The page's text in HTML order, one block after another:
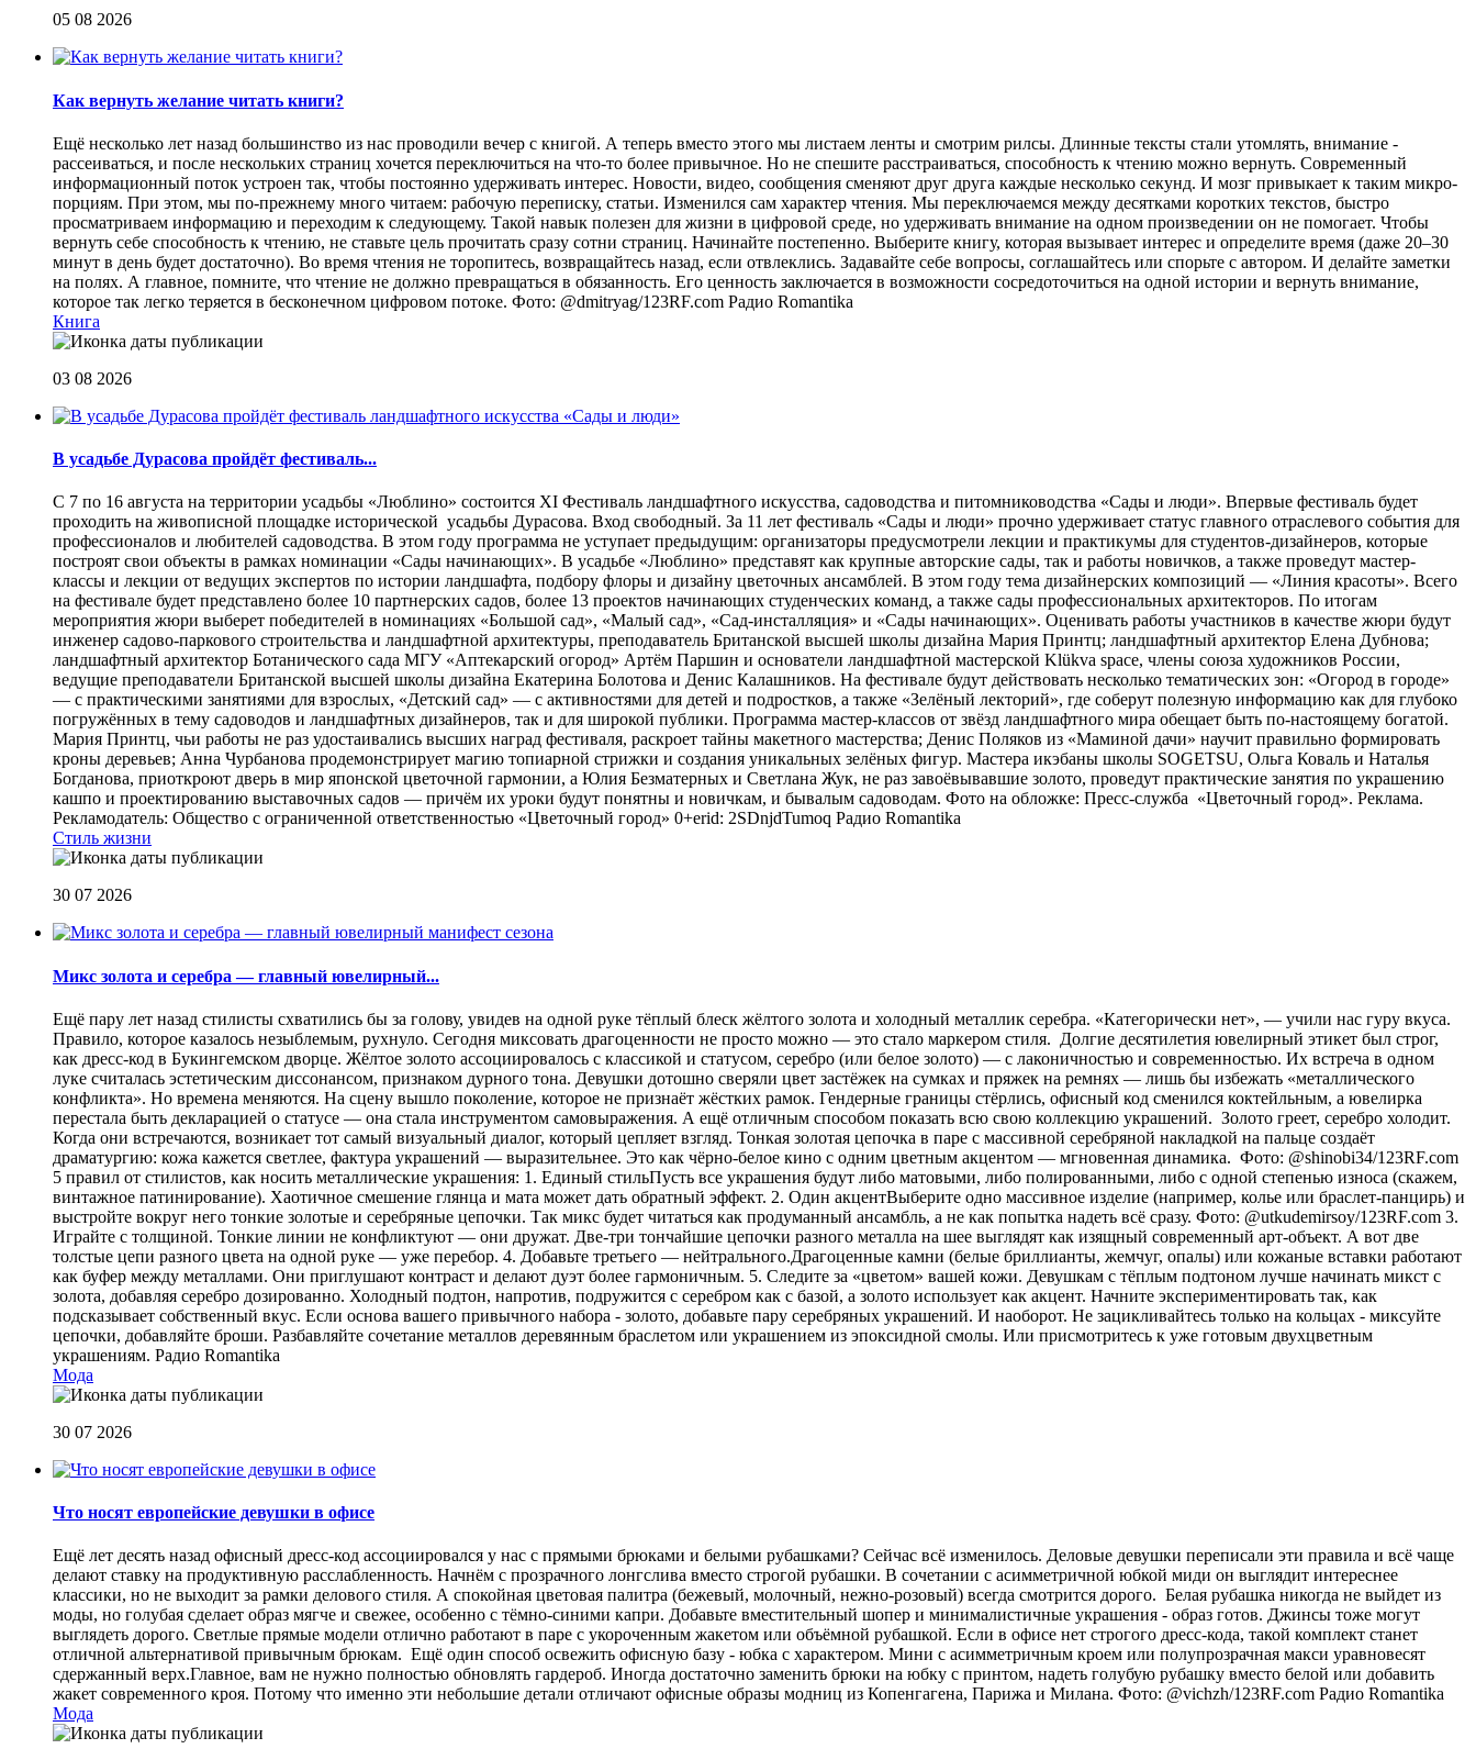
05 08 2026
Как вернуть желание читать книги?
Eщё несколько лет назад большинство из нас проводили вечер с книгой. А теперь вместо этого мы листаем ленты и смотрим рилсы. Длинные тексты стали утомлять, внимание -
рассеиваться, и после нескольких страниц хочется переключиться на что-то более привычное. Но не спешите расстраиваться, способность к чтению можно вернуть. Современный
информационный поток устроен так, чтобы постоянно удерживать интерес. Новости, видео, сообщения сменяют друг друга каждые несколько секунд. И мозг привыкает к таким микро-
порциям. При этом, мы по-прежнему много читаем: рабочую переписку, статьи. Изменился сам характер чтения. Мы переключаемся между десятками коротких текстов, быстро
просматриваем информацию и переходим к следующему. Такой навык полезен для жизни в цифровой среде, но удерживать внимание на одном произведении он не помогает. Чтобы
вернуть себе способность к чтению, не ставьте цель прочитать сразу сотни страниц. Начинайте постепенно. Выберите книгу, которая вызывает интерес и определите время (даже 20–30
минут в день будет достаточно). Во время чтения не торопитесь, возвращайтесь назад, если отвлеклись. Задавайте себе вопросы, соглашайтесь или спорьте с автором. И делайте заметки
на полях. А главное, помните, что чтение не должно превращаться в обязанность. Его ценность заключается в возможности сосредоточиться на одной истории и вернуть внимание,
которое так легко теряется в бесконечном цифровом потоке. Фото: @dmitryag/123RF.com Радио Romantika
Книга
03 08 2026
В усадьбе Дурасова пройдёт фестиваль...
С 7 по 16 августа на территории усадьбы «Люблино» состоится XI Фестиваль ландшафтного искусства, садоводства и питомниководства «Сады и люди». Впервые фестиваль будет
проходить на живописной площадке исторической усадьбы Дурасова. Вход свободный. За 11 лет фестиваль «Сады и люди» прочно удерживает статус главного отраслевого события для
профессионалов и любителей садоводства. В этом году программа не уступает предыдущим: организаторы предусмотрели лекции и практикумы для студентов-дизайнеров, которые
построят свои объекты в рамках номинации «Сады начинающих». В усадьбе «Люблино» представят как крупные авторские сады, так и работы новичков, а также проведут мастер-
классы и лекции от ведущих экспертов по истории ландшафта, подбору флоры и дизайну цветочных ансамблей. В этом году тема дизайнерских композиций — «Линия красоты». Всего
на фестивале будет представлено более 10 партнерских садов, более 13 проектов начинающих студенческих команд, а также сады профессиональных архитекторов. По итогам
мероприятия жюри выберет победителей в номинациях «Большой сад», «Малый сад», «Сад-инсталляция» и «Сады начинающих». Оценивать работы участников в качестве жюри будут
инженер садово-паркового строительства и ландшафтной архитектуры, преподаватель Британской высшей школы дизайна Мария Принтц; ландшафтный архитектор Елена Дубнова;
ландшафтный архитектор Ботанического сада МГУ «Аптекарский огород» Артём Паршин и основатели ландшафтной мастерской Klükva space, члены союза художников России,
ведущие преподаватели Британской высшей школы дизайна Екатерина Болотова и Денис Калашников. На фестивале будут действовать несколько тематических зон: «Огород в городе»
— с практическими занятиями для взрослых, «Детский сад» — с активностями для детей и подростков, а также «Зелёный лекторий», где соберут полезную информацию как для глубоко
погружённых в тему садоводов и ландшафтных дизайнеров, так и для широкой публики. Программа мастер-классов от звёзд ландшафтного мира обещает быть по-настоящему богатой.
Мария Принтц, чьи работы не раз удостаивались высших наград фестиваля, раскроет тайны макетного мастерства; Денис Поляков из «Маминой дачи» научит правильно формировать
кроны деревьев; Анна Чурбанова продемонстрирует магию топиарной стрижки и создания уникальных зелёных фигур. Мастера икэбаны школы SOGETSU, Ольга Коваль и Наталья
Богданова, приоткроют дверь в мир японской цветочной гармонии, а Юлия Безматерных и Светлана Жук, не раз завоёвывавшие золото, проведут практические занятия по украшению
кашпо и проектированию выставочных садов — причём их уроки будут понятны и новичкам, и бывалым садоводам. Фото на обложке: Пресс-служба «Цветочный город». Реклама.
Рекламодатель: Общество с ограниченной ответственностью «Цветочный город» 0+erid: 2SDnjdTumoq Радио Romantika
Стиль жизни
30 07 2026
Микс золота и серебра — главный ювелирный...
Ещё пару лет назад стилисты схватились бы за голову, увидев на одной руке тёплый блеск жёлтого золота и холодный металлик серебра. «Категорически нет», — учили нас гуру вкуса.
Правило, которое казалось незыблемым, рухнуло. Сегодня миксовать драгоценности не просто можно — это стало маркером стиля. Долгие десятилетия ювелирный этикет был строг,
как дресс-код в Букингемском дворце. Жёлтое золото ассоциировалось с классикой и статусом, серебро (или белое золото) — с лаконичностью и современностью. Их встреча в одном
луке считалась эстетическим диссонансом, признаком дурного тона. Девушки дотошно сверяли цвет застёжек на сумках и пряжек на ремнях — лишь бы избежать «металлического
конфликта». Но времена меняются. На сцену вышло поколение, которое не признаёт жёстких рамок. Гендерные границы стёрлись, офисный код сменился коктейльным, а ювелирка
перестала быть декларацией о статусе — она стала инструментом самовыражения. А ещё отличным способом показать всю свою коллекцию украшений. Золото греет, серебро холодит.
Когда они встречаются, возникает тот самый визуальный диалог, который цепляет взгляд. Тонкая золотая цепочка в паре с массивной серебряной накладкой на пальце создаёт
драматургию: кожа кажется светлее, фактура украшений — выразительнее. Это как чёрно-белое кино с одним цветным акцентом — мгновенная динамика. Фото: @shinobi34/123RF.com
5 правил от стилистов, как носить металлические украшения: 1. Единый стильПусть все украшения будут либо матовыми, либо полированными, либо с одной степенью износа (скажем,
винтажное патинирование). Хаотичное смешение глянца и мата может дать обратный эффект. 2. Один акцентВыберите одно массивное изделие (например, колье или браслет-панцирь) и
выстройте вокруг него тонкие золотые и серебряные цепочки. Так микс будет читаться как продуманный ансамбль, а не как попытка надеть всё сразу. Фото: @utkudemirsoy/123RF.com 3.
Играйте с толщиной. Тонкие линии не конфликтуют — они дружат. Две-три тончайшие цепочки разного металла на шее выглядят как изящный современный арт-объект. А вот две
толстые цепи разного цвета на одной руке — уже перебор. 4. Добавьте третьего — нейтрального.Драгоценные камни (белые бриллианты, жемчуг, опалы) или кожаные вставки работают
как буфер между металлами. Они приглушают контраст и делают дуэт более гармоничным. 5. Следите за «цветом» вашей кожи. Девушкам с тёплым подтоном лучше начинать микст с
золота, добавляя серебро дозированно. Холодный подтон, напротив, подружится с серебром как с базой, а золото использует как акцент. Начните экспериментировать так, как
подсказывает собственный вкус. Если основа вашего привычного набора - золото, добавьте пару серебряных украшений. И наоборот. Не зацикливайтесь только на кольцах - миксуйте
цепочки, добавляйте броши. Разбавляйте сочетание металлов деревянным браслетом или украшением из эпоксидной смолы. Или присмотритесь к уже готовым двухцветным
украшениям. Радио Romantika
Мода
30 07 2026
Что носят европейские девушки в офисе
Ещё лет десять назад офисный дресс-код ассоциировался у нас с прямыми брюками и белыми рубашками? Сейчас всё изменилось. Деловые девушки переписали эти правила и всё чаще
делают ставку на продуктивную расслабленность. Начнём с прозрачного лонгслива вместо строгой рубашки. В сочетании с асимметричной юбкой миди он выглядит интереснее
классики, но не выходит за рамки делового стиля. А спокойная цветовая палитра (бежевый, молочный, нежно-розовый) всегда смотрится дорого. Белая рубашка никогда не выйдет из
моды, но голубая сделает образ мягче и свежее, особенно с тёмно-синими капри. Добавьте вместительный шопер и минималистичные украшения - образ готов. Джинсы тоже могут
выглядеть дорого. Светлые прямые модели отлично работают в паре с укороченным жакетом или объёмной рубашкой. Если в офисе нет строгого дресс-кода, такой комплект станет
отличной альтернативой привычным брюкам. Ещё один способ освежить офисную базу - юбка с характером. Мини с асимметричным кроем или полупрозрачная макси уравновесят
сдержанный верх.Главное, вам не нужно полностью обновлять гардероб. Иногда достаточно заменить брюки на юбку с принтом, надеть голубую рубашку вместо белой или добавить
жакет современного кроя. Потому что именно эти небольшие детали отличают офисные образы модниц из Копенгагена, Парижа и Милана. Фото: @vichzh/123RF.com Радио Romantika
Мода